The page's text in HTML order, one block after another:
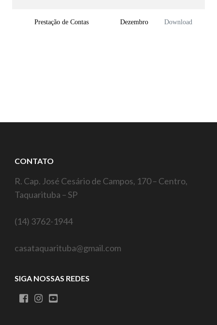
Prestação de Contas Dezembro Download
CONTATO
R. Cap. José Cesário de Campos, 170 – Centro,
Taquarituba – SP
(14) 3762-1944
casataquarituba@gmail.com
SIGA NOSSAS REDES